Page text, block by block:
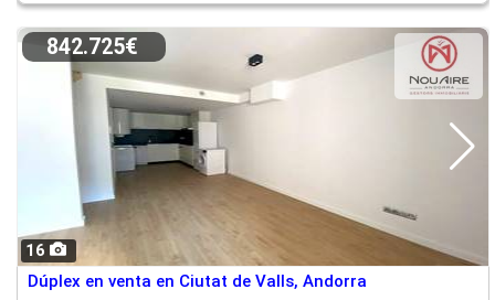
16
842.725€
Dúplex en venta en Ciutat de Valls, Andorra